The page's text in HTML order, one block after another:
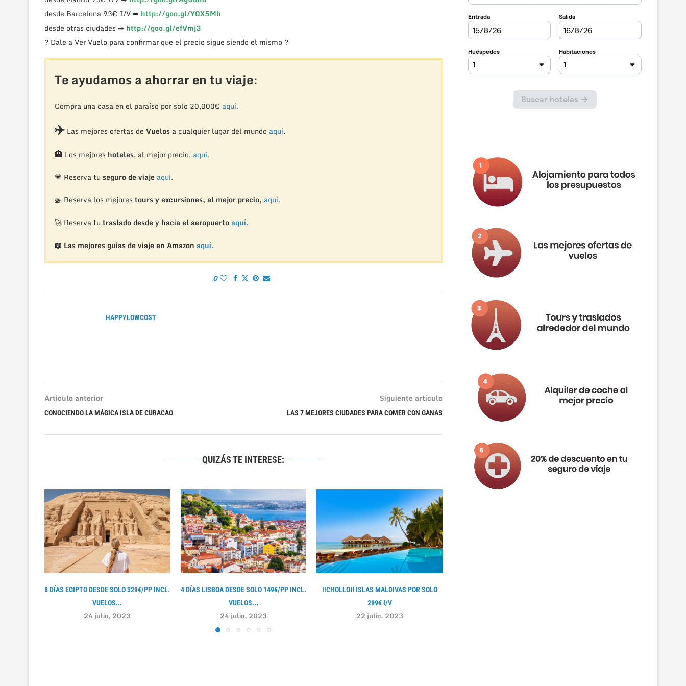
desde Barcelona 93€ I/V ➡ http://goo.gl/Y0X5Mh
desde otras ciudades ➡ http://goo.gl/efVmj3
? Dale a Ver Vuelo para confirmar que el precio sigue siendo el mismo ?
Te ayudamos a ahorrar en tu viaje:
Compra una casa en el paraíso por solo 20,000€ aquí.
✈️Las mejores ofertas de Vuelosa cualquier lugar del mundo aquí.
🏨 Los mejores hoteles, al mejor precio, aquí.
💗 Reserva tu seguro de viaje aquí.
🚁 Reserva los mejores tours y excursiones, al mejor precio, aquí.
🚀 Reserva tu traslado desde y hacia el aeropuertoaquí.
📖 Las mejores guías de viaje en Amazon aquí.
0
HAPPYLOWCOST
Artículo anterior
CONOCIENDO LA MÁGICA ISLA DE CURACAO
Siguiente artículo
LAS 7 MEJORES CIUDADES PARA COMER CON GANAS
QUIZÁS TE INTERESE:
8 DÍAS EGIPTO DESDE SOLO 329€/PP INCL.
VUELOS...
24 julio, 2023
4 DÍAS LISBOA DESDE SOLO 149€/PP INCL.
VUELOS...
24 julio, 2023
!!CHOLLO‼ ISLAS MALDIVAS POR SOLO
299€ I/V
22 julio, 2023